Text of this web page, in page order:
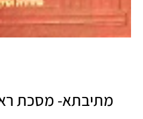
מתיבתא- מסכת